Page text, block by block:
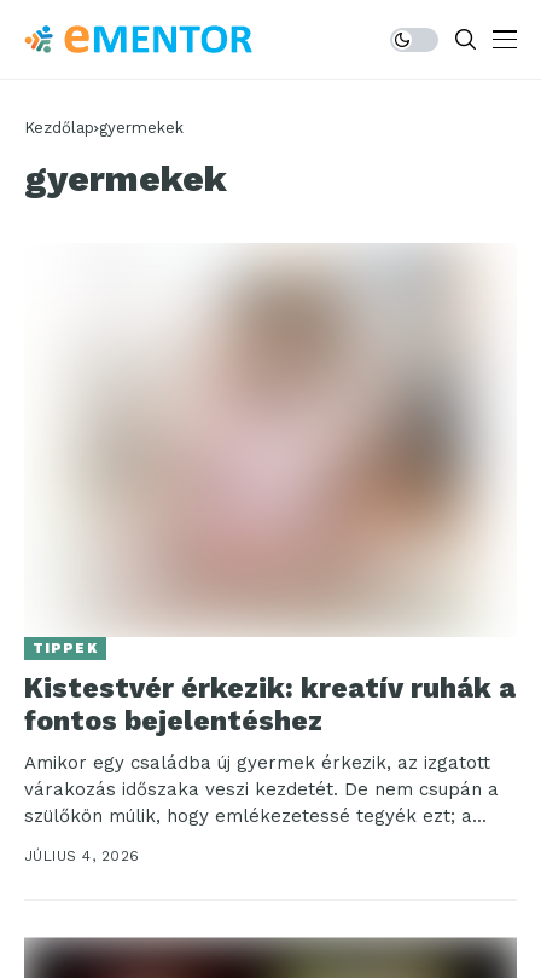
Kezdőlap gyermekek
gyermekek
TIPPEK
Kistestvér érkezik: kreatív ruhák a
fontos bejelentéshez
Amikor egy családba új gyermek érkezik, az izgatott
várakozás időszaka veszi kezdetét. De nem csupán a
szülőkön múlik, hogy emlékezetessé tegyék ezt; a...
JÚLIUS 4, 2026